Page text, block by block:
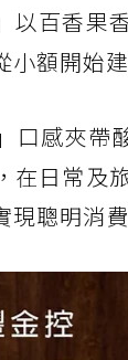
以百香果
小額開始
口感夾帶
在日常及
現聰明消